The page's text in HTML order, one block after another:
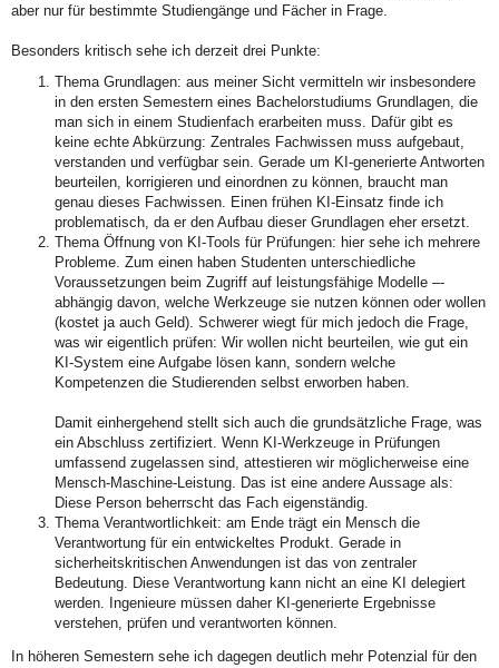
aber nur für bestimmte Studiengänge und Fächer in Frage.
Besonders kritisch sehe ich derzeit drei Punkte:
Thema Grundlagen: aus meiner Sicht vermitteln wir insbesondere
in den ersten Semestern eines Bachelorstudiums Grundlagen, die
man sich in einem Studienfach erarbeiten muss. Dafür gibt es
keine echte Abkürzung: Zentrales Fachwissen muss aufgebaut,
verstanden und verfügbar sein. Gerade um KI-generierte Antworten
beurteilen, korrigieren und einordnen zu können, braucht man
genau dieses Fachwissen. Einen frühen KI-Einsatz finde ich
problematisch, da er den Aufbau dieser Grundlagen eher ersetzt.
Thema Öffnung von KI-Tools für Prüfungen: hier sehe ich mehrere
Probleme. Zum einen haben Studenten unterschiedliche
Voraussetzungen beim Zugriff auf leistungsfähige Modelle –-
abhängig davon, welche Werkzeuge sie nutzen können oder wollen
(kostet ja auch Geld). Schwerer wiegt für mich jedoch die Frage,
was wir eigentlich prüfen: Wir wollen nicht beurteilen, wie gut ein
KI-System eine Aufgabe lösen kann, sondern welche
Kompetenzen die Studierenden selbst erworben haben.
Damit einhergehend stellt sich auch die grundsätzliche Frage, was
ein Abschluss zertifiziert. Wenn KI-Werkzeuge in Prüfungen
umfassend zugelassen sind, attestieren wir möglicherweise eine
Mensch-Maschine-Leistung. Das ist eine andere Aussage als:
Diese Person beherrscht das Fach eigenständig.
Thema Verantwortlichkeit: am Ende trägt ein Mensch die
Verantwortung für ein entwickeltes Produkt. Gerade in
sicherheitskritischen Anwendungen ist das von zentraler
Bedeutung. Diese Verantwortung kann nicht an eine KI delegiert
werden. Ingenieure müssen daher KI-generierte Ergebnisse
verstehen, prüfen und verantworten können.
In höheren Semestern sehe ich dagegen deutlich mehr Potenzial für den